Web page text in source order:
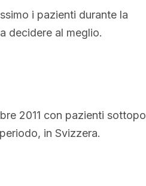
i pazienti durante la
decidere al meglio.
2011 con pazienti
in Svizzera.